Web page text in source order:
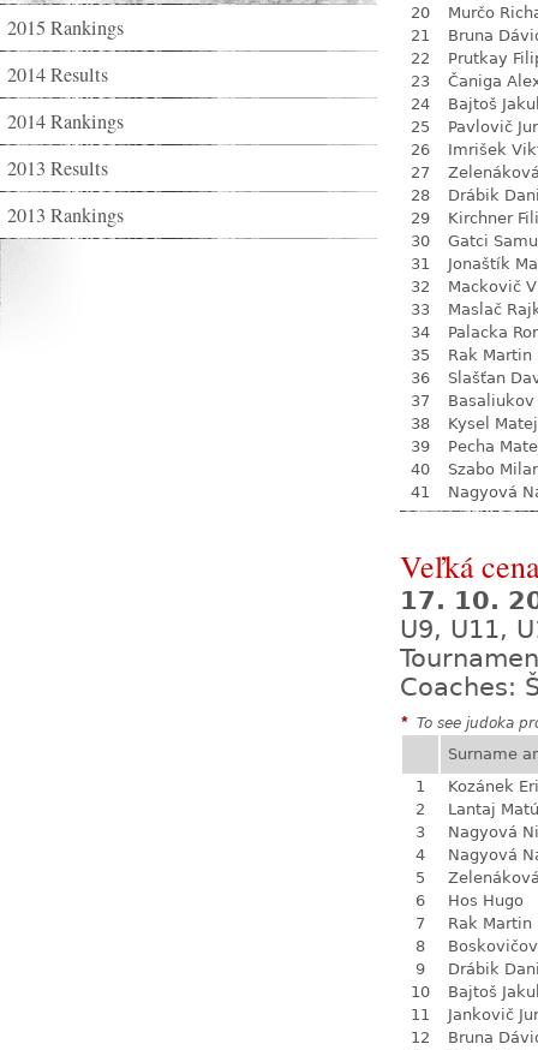
2015 Rankings
2014 Results
2014 Rankings
2013 Results
2013 Rankings
20
Murčo
21
Bruna
22
Prutkay
23
Čaniga
24
Bajtoš
25
Pavlovič
26
Imrišek
27
28
Drábik
29
Kirchner
30
Gatci
31
Jonaštík
32
Mackovič
33
Maslač
34
Palacka
35
Rak Martin
36
Slašťan
37
38
Kysel Matej
39
Pecha
40
Szabo
41
Nagyová
Veľká
17. 10.
U9, U11,
Coaches:
* To see judoka
Surname
1
Kozánek
2
Lantaj
3
Nagyová
4
Nagyová
5
6
Hos Hugo
7
Rak Martin
8
9
Drábik
10
Bajtoš
11
Jankovič
12
Bruna